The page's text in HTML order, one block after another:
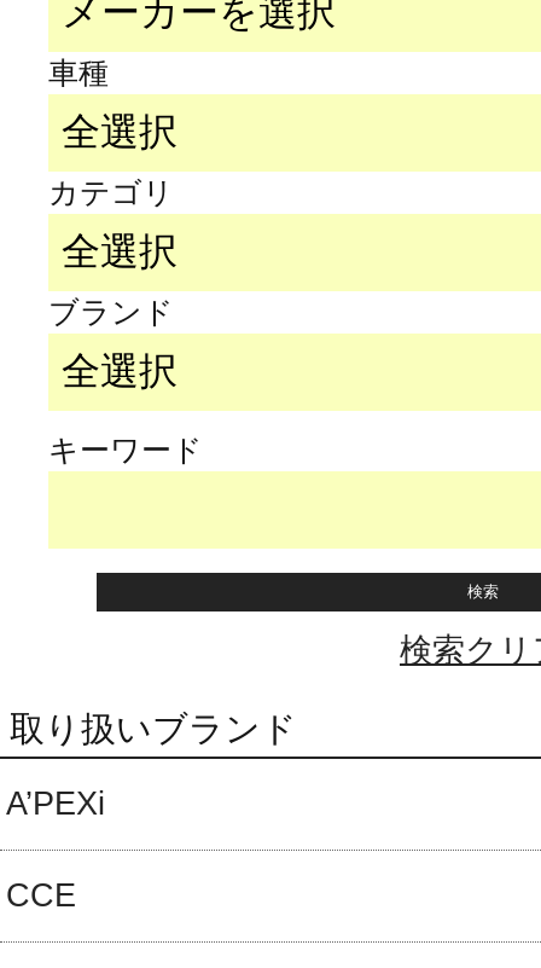
車種
カテゴリ
ブランド
キーワード
検索クリ
取り扱いブランド
A’PEXi
CCE